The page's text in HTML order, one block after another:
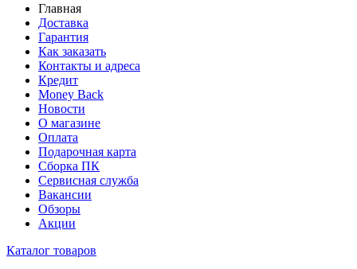
Главная
Доставка
Гарантия
Как заказать
Контакты и адреса
Кредит
Money Back
Новости
О магазине
Оплата
Подарочная карта
Сборка ПК
Сервисная служба
Вакансии
Обзоры
Акции
Каталог товаров